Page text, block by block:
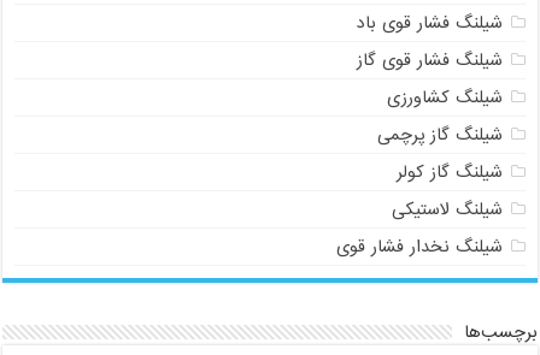
شیلنگ فشار قوی باد
شیلنگ فشار قوی گاز
شیلنگ کشاورزی
شیلنگ گاز پرچمی
شیلنگ گاز کولر
شیلنگ لاستیکی
شیلنگ نخدار فشار قوی
برچسب‌ها